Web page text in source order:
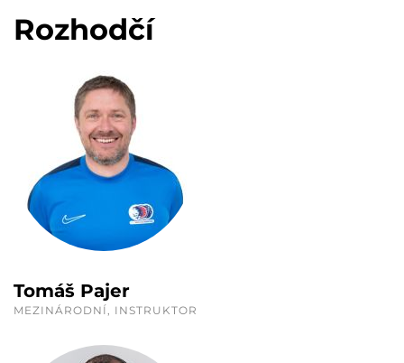
Rozhodčí
Tomáš Pajer
MEZINÁRODNÍ, INSTRUKTOR